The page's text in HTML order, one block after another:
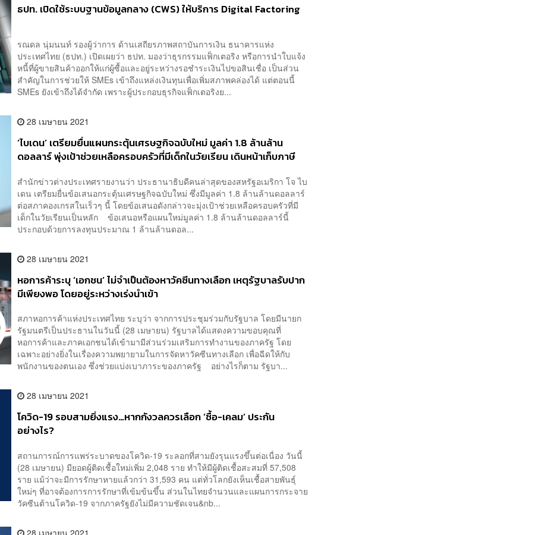
ธปท. เปิดใช้ระบบฐานข้อมูลกลาง (CWS) ให้บริการ Digital Factoring
รณดล นุ่มนนท์ รองผู้ว่าการ ด้านเสถียรภาพสถาบันการเงิน ธนาคารแห่ง
ประเทศไทย (ธปท.) เปิดเผยว่า ธปท. มองว่าธุรกรรมแฟ็กเตอริง หรือการนำใบแจ้ง
หนี้ที่ผู้ขายสินค้าออกให้แก่ผู้ซื้อและอยู่ระหว่างรอชำระเงินไปขอสินเชื่อ เป็นส่วน
สำคัญในการช่วยให้ SMEs เข้าถึงแหล่งเงินทุนเพื่อเพิ่มสภาพคล่องได้ แต่ตอนนี้
SMEs ยังเข้าถึงได้จำกัด เพราะผู้ประกอบธุรกิจแฟ็กเตอริงย...
28 เมษายน 2021
‘ไบเดน’ เตรียมยื่นแผนกระตุ้นเศรษฐกิจฉบับใหม่ มูลค่า 1.8 ล้านล้าน
ดอลลาร์ พุ่งเป้าช่วยเหลือครอบครัวที่มีเด็กในวัยเรียน เดินหน้าเก็บภาษี
สำนักข่าวต่างประเทศรายงานว่า ประธานาธิบดีคนล่าสุดของสหรัฐอเมริกา โจ ไบ
เดน เตรียมยื่นข้อเสนอกระตุ้นเศรษฐกิจฉบับใหม่ ซึ่งมีมูลค่า 1.8 ล้านล้านดอลลาร์
ต่อสภาคองเกรสในเร็วๆ นี้ โดยข้อเสนอดังกล่าวจะมุ่งเป้าช่วยเหลือครอบครัวที่มี
เด็กในวัยเรียนเป็นหลัก ข้อเสนอหรือแผนใหม่มูลค่า 1.8 ล้านล้านดอลลาร์นี้
ประกอบด้วยการลงทุนประมาณ 1 ล้านล้านดอล...
28 เมษายน 2021
หอการค้าระบุ ‘เอกชน’ ไม่จำเป็นต้องหาวัคซีนทางเลือก เหตุรัฐบาลรับปาก
มีเพียงพอ โดยอยู่ระหว่างเร่งนำเข้า
สภาหอการค้าแห่งประเทศไทย ระบุว่า จากการประชุมร่วมกับรัฐบาล โดยมีนายก
รัฐมนตรีเป็นประธานในวันนี้ (28 เมษายน) รัฐบาลได้แสดงความขอบคุณที่
หอการค้าและภาคเอกชนได้เข้ามามีส่วนร่วมเสริมการทำงานของภาครัฐ โดย
เฉพาะอย่างยิ่งในเรื่องความพยายามในการจัดหาวัคซีนทางเลือก เพื่อฉีดให้กับ
พนักงานของตนเอง ซึ่งช่วยแบ่งเบาภาระของภาครัฐ อย่างไรก็ตาม รัฐบา...
28 เมษายน 2021
โควิด-19 รอบสามยิ่งแรง…หากกังวลควรเลือก ‘ซื้อ-เคลม’ ประกัน
อย่างไร?
สถานการณ์การแพร่ระบาดของโควิด-19 ระลอกที่สามยังรุนแรงขึ้นต่อเนื่อง วันนี้
(28 เมษายน) มียอดผู้ติดเชื้อใหม่เพิ่ม 2,048 ราย ทำให้มีผู้ติดเชื้อสะสมที่ 57,508
ราย แม้ว่าจะมีการรักษาหายแล้วกว่า 31,593 คน แต่ทั่วโลกยังเห็นเชื้อสายพันธุ์
ใหม่ๆ ที่อาจต้องการการรักษาที่เข้มข้นขึ้น ส่วนในไทยจำนวนและแผนการกระจาย
วัคซีนต้านโควิด-19 จากภาครัฐยังไม่มีความชัดเจน&nb...
28 เมษายน 2021